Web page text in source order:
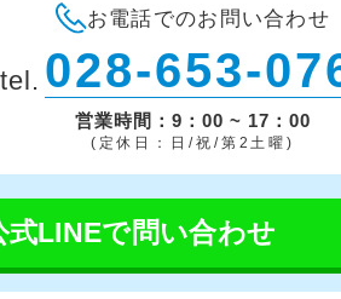
お電話でのお問い合わせ
tel. 028-653-
営業時間：9：00 ~ 17：00
(定休日：日/祝/第2土曜)
式LINEで問い合わせ